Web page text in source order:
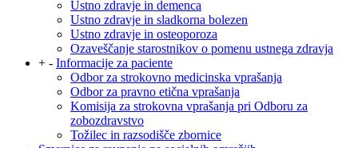
Ustno zdravje in demenca
Ustno zdravje in sladkorna bolezen
Ustno zdravje in osteoporoza
Ozaveščanje starostnikov o pomenu ustnega zdravja
+ - Informacije za paciente
Odbor za strokovno medicinska vprašanja
Odbor za pravno etična vprašanja
Komisija za strokovna vprašanja pri Odboru za
zobozdravstvo
Tožilec in razsodišče zbornice